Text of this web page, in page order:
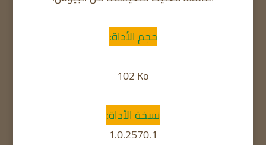
حجم الأداة:
102 Ko
نسخة الأداة:
1.0.2570.1